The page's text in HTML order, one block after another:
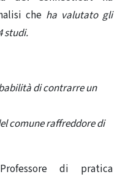
che ha valutato gli
studi.
di contrarre un
comune raffreddore di
di pratica